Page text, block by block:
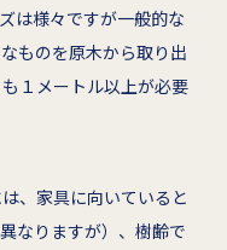
は様々ですが一般的な
ものを原木から取り出
１メートル以上が必要
、家具に向いていると
なりますが）、樹齢で